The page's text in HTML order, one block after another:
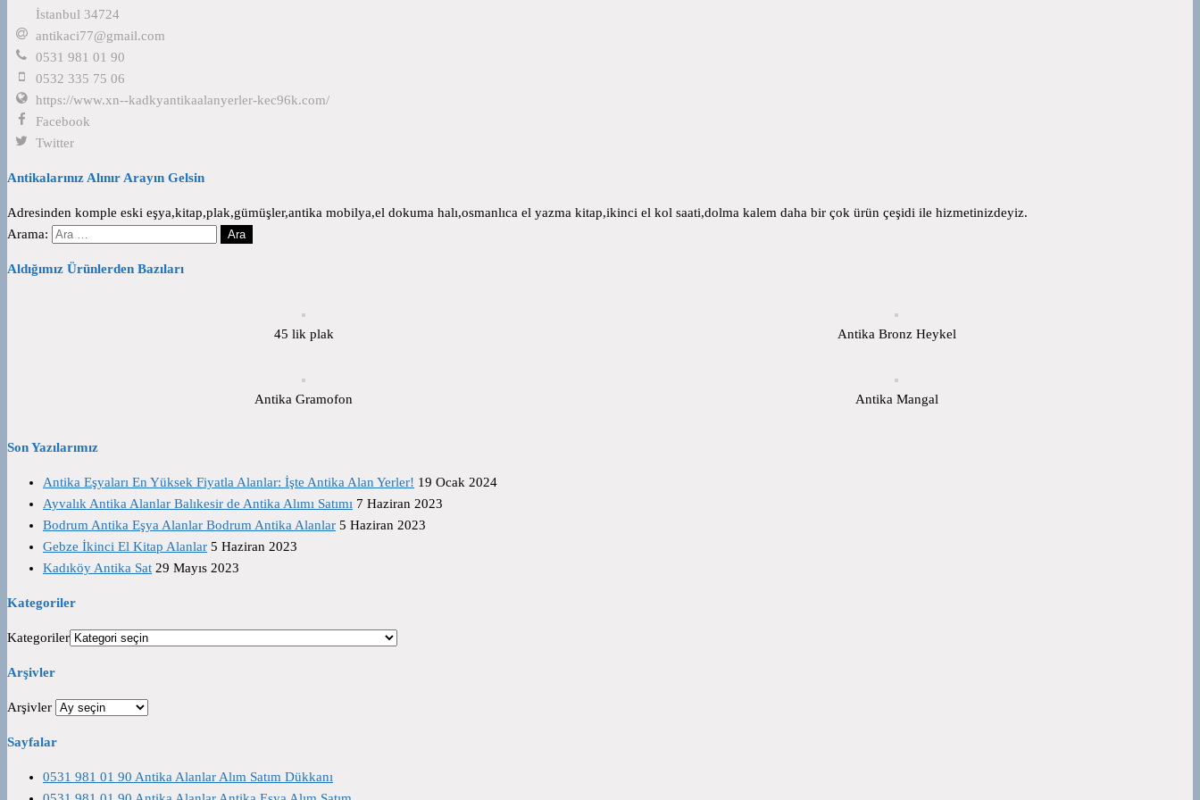
İstanbul 34724
antikaci77@gmail.com
0531 981 01 90
0532 335 75 06
https://www.xn--kadkyantikaalanyerler-kec96k.com/
Facebook
Twitter
Antikalarınız Alınır Arayın Gelsin
Adresinden komple eski eşya,kitap,plak,gümüşler,antika mobilya,el dokuma halı,osmanlıca el yazma kitap,ikinci el kol saati,dolma kalem daha bir çok ürün çeşidi ile hizmetinizdeyiz.
Arama:
Aldığımız Ürünlerden Bazıları
45 lik plak Antika Bronz Heykel
Antika Gramofon Antika Mangal
Son Yazılarımız
Antika Eşyaları En Yüksek Fiyatla Alanlar: İşte Antika Alan Yerler! 19 Ocak 2024
Ayvalık Antika Alanlar Balıkesir de Antika Alımı Satımı 7 Haziran 2023
Bodrum Antika Eşya Alanlar Bodrum Antika Alanlar 5 Haziran 2023
Gebze İkinci El Kitap Alanlar 5 Haziran 2023
Kadıköy Antika Sat 29 Mayıs 2023
Kategoriler
Kategoriler
Arşivler
Arşivler
Sayfalar
0531 981 01 90 Antika Alanlar Alım Satım Dükkanı